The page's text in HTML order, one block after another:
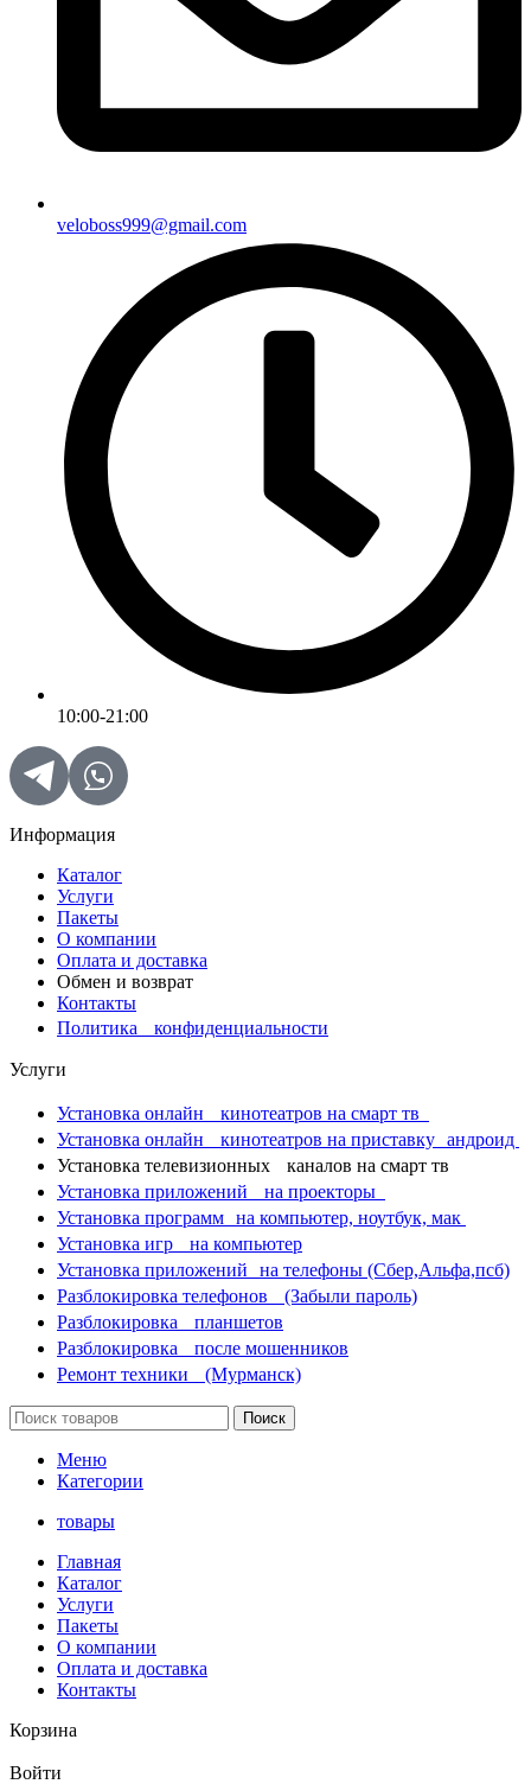
veloboss999@gmail.com
10:00-21:00
Информация
Каталог
Услуги
Пакеты
О компании
Оплата и доставка
Обмен и возврат
Контакты
Политика конфиденциальности
Услуги
Установка онлайн кинотеатров на смарт тв
Установка онлайн кинотеатров на приставку андроид
Установка телевизионных каналов на смарт тв
Установка приложений на проекторы
Установка программ на компьютер, ноутбук, мак
Установка игр на компьютер
Установка приложений на телефоны (Сбер,Альфа,псб)
Разблокировка телефонов (Забыли пароль)
Разблокировка планшетов
Разблокировка после мошенников
Ремонт техники (Мурманск)
Поиск
Меню
Категории
товары
Главная
Каталог
Услуги
Пакеты
О компании
Оплата и доставка
Контакты
Корзина
Войти